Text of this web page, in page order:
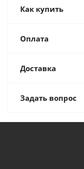
Как купить
Оплата
Доставка
Задать вопрос